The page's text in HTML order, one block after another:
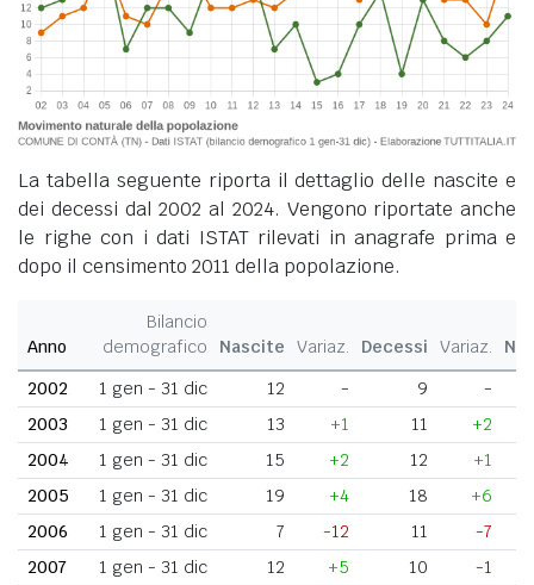
La tabella seguente riporta il dettaglio delle nascite e
dei decessi dal 2002 al 2024. Vengono riportate anche
le righe con i dati ISTAT rilevati in anagrafe prima e
dopo il censimento 2011 della popolazione.
Anno
Bilancio
demografico
Nascite Variaz. Decessi Variaz.
2002
1 gen - 31 dic 12 - 9
-
2003
1 gen - 31 dic 13 +1 11
+2
2004
1 gen - 31 dic 15 +2 12
+1
2005
1 gen - 31 dic 19 +4 18
+6
2006
1 gen - 31 dic 7 -12 11
-7
2007
1 gen - 31 dic 12 +5 10
-1